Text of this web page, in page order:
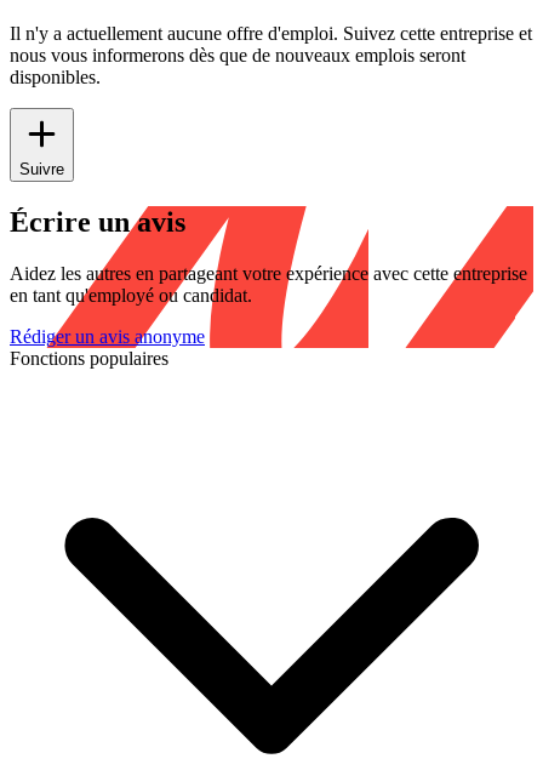
Il n'y a actuellement aucune offre d'emploi. Suivez cette entreprise et
nous vous informerons dès que de nouveaux emplois seront
disponibles.
Suivre
Écrire un avis
Aidez les autres en partageant votre expérience avec cette entreprise
en tant qu'employé ou candidat.
Rédiger un avis anonyme
Fonctions populaires